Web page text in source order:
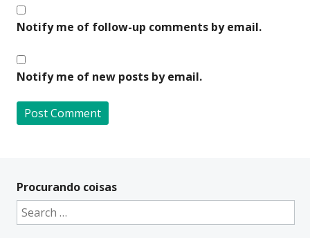
Notify me of follow-up comments by email.
Notify me of new posts by email.
t
e
Procurando coisas
Search
for: